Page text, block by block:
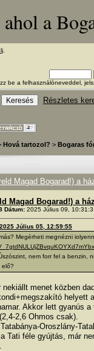
a
be a felhasználóneveddel,
Részletes
Hová tartozol? > Bogaras
Magad Bogarad!) a
Magad Bogarad!) a
Dátum: 2025 Július 09,
Július 05, 12:59:55
Megérheti megnézni
nem forr fel a benzin,
elő?
nekiállt menet közben
helyett
Akkor lett gyanús
2,6 Ohmos csak).
Oroszlány-
Tati féle gyújtás, már